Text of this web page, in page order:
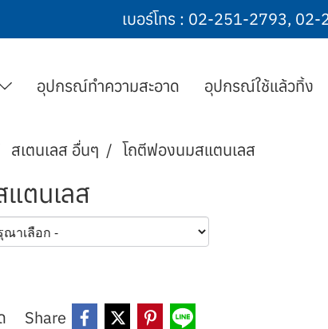
เบอร์โทร : 02-251-2793, 02-
อุปกรณ์ทำความสะอาด อุปกรณ์ใช้แล้วทิ้ง
สเตนเลส อื่นๆ โถตีฟองนมสแตนเลส
ตนเลส
Share